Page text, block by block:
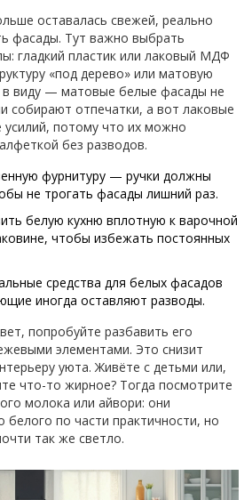
оставалась свежей, реально
фасады. Тут важно выбрать
гладкий пластик или лаковый МДФ
«под дерево» или матовую
в виду — матовые белые фасады не
собирают отпечатки, а вот лаковые
потому что их можно
без разводов.
фурнитуру — ручки должны
не трогать фасады лишний раз.
белую кухню вплотную к варочной
чтобы избежать постоянных
средства для белых фасадов
иногда оставляют разводы.
попробуйте разбавить его
элементами. Это снизит
уюта. Живёте с детьми или,
что-то жирное? Тогда посмотрите
молока или айвори: они
белого по части практичности, но
так же светло.